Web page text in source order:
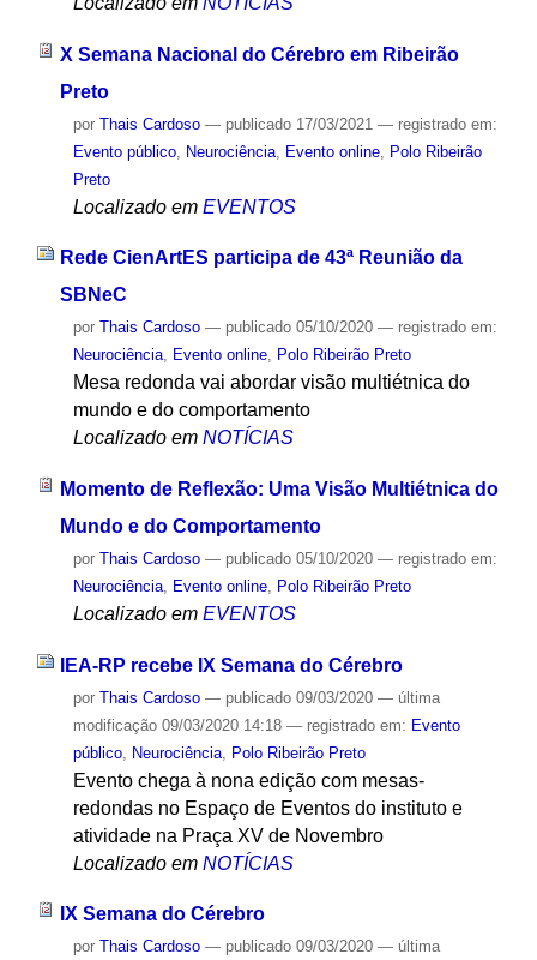
X Semana Nacional do Cérebro em Ribeirão
Preto
por Thais Cardoso — publicado17/03/2021 — registrado em:
Evento público, Neurociência, Evento online, Polo Ribeirão
Preto
Localizado em EVENTOS
Rede CienArtES participa de 43ª Reunião da
SBNeC
por Thais Cardoso — publicado05/10/2020 — registrado em:
Neurociência, Evento online, Polo Ribeirão Preto
Mesa redonda vai abordar visão multiétnica do
mundo e do comportamento
Localizado em NOTÍCIAS
Momento de Reflexão: Uma Visão Multiétnica do
Mundo e do Comportamento
por Thais Cardoso — publicado05/10/2020 — registrado em:
Neurociência, Evento online, Polo Ribeirão Preto
Localizado em EVENTOS
IEA-RP recebe IX Semana do Cérebro
por Thais Cardoso — publicado09/03/2020 — última
modificação09/03/2020 14:18 — registrado em: Evento
público, Neurociência, Polo Ribeirão Preto
Evento chega à nona edição com mesas-
redondas no Espaço de Eventos do instituto e
atividade na Praça XV de Novembro
Localizado em NOTÍCIAS
IX Semana do Cérebro
por Thais Cardoso — publicado09/03/2020 — última